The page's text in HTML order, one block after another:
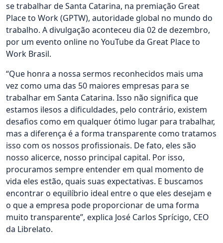
se trabalhar de Santa Catarina, na premiação Great
Place to Work (GPTW), autoridade global no mundo do
trabalho. A divulgação aconteceu dia 02 de dezembro,
por um evento online no YouTube da Great Place to
Work Brasil.
“Que honra a nossa sermos reconhecidos mais uma
vez como uma das 50 maiores empresas para se
trabalhar em Santa Catarina. Isso não significa que
estamos ilesos a dificuldades, pelo contrário, existem
desafios como em qualquer ótimo lugar para trabalhar,
mas a diferença é a forma transparente como tratamos
isso com os nossos profissionais. De fato, eles são
nosso alicerce, nosso principal capital. Por isso,
procuramos sempre entender em qual momento de
vida eles estão, quais suas expectativas. E buscamos
encontrar o equilíbrio ideal entre o que eles desejam e
o que a empresa pode proporcionar de uma forma
muito transparente”, explica José Carlos Sprícigo, CEO
da Librelato.